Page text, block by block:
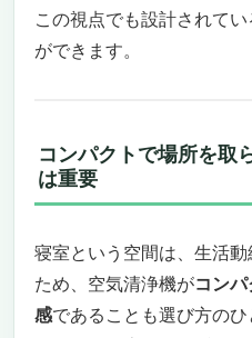
この視点でも設計されて
ができます。
コンパクトで場所を取
は重要
寝室という空間は、生活
ため、空気清浄機がコン
感であることも選び方の